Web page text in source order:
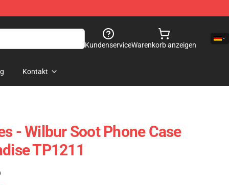
KundenserviceWarenkorb anzeigen
Kontakt
- Wilbur Soot Phone Case
TP1211